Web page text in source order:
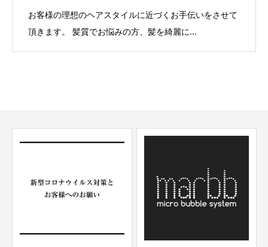
お客様の理想のヘアスタイルに近づくお手伝いをさせて
頂きます。 髪質でお悩みの方、髪を綺麗に...